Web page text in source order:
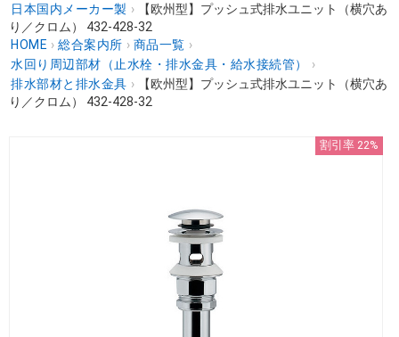
日本国内メーカー製 ›
【欧州型】プッシュ式排水ユニット（横穴あ
り／クロム） 432-428-32
HOME › 総合案内所 › 商品一覧 ›
水回り周辺部材（止水栓・排水金具・給水接続管）
›
排水部材と排水金具 ›
【欧州型】プッシュ式排水ユニット（横穴あ
り／クロム） 432-428-32
割引率 22%